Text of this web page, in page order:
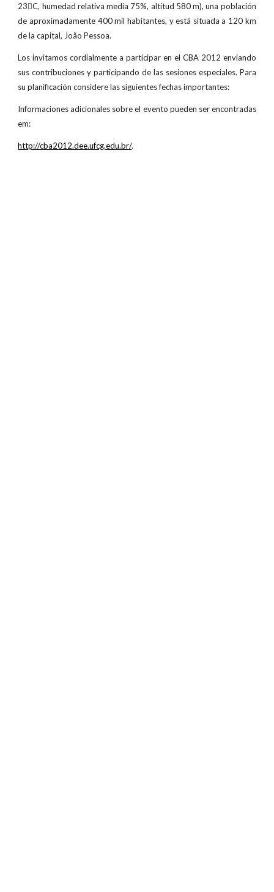
23C, humedad relativa media 75%, altitud 580 m), una población
de aproximadamente 400 mil habitantes, y está situada a 120 km
de la capital, João Pessoa.
Los invitamos cordialmente a participar en el CBA 2012 enviando
sus contribuciones y participando de las sesiones especiales. Para
su planificación considere las siguientes fechas importantes:
Informaciones adicionales sobre el evento pueden ser encontradas
em:
http://cba2012.dee.ufcg.edu.br/.